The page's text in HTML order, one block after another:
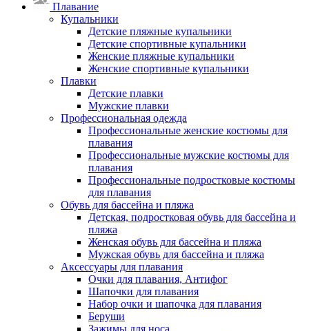
Плавание
Купальники
Детские пляжные купальники
Детские спортивные купальники
Женские пляжные купальники
Женские спортивные купальники
Плавки
Детские плавки
Мужские плавки
Профессиональная одежда
Профессиональные женские костюмы для
плавания
Профессиональные мужские костюмы для
плавания
Профессиональные подростковые костюмы
для плавания
Обувь для бассейна и пляжа
Детская, подростковая обувь для бассейна и
пляжа
Женская обувь для бассейна и пляжа
Мужская обувь для бассейна и пляжа
Аксессуары для плавания
Очки для плавания, Антифог
Шапочки для плавания
Набор очки и шапочка для плавания
Беруши